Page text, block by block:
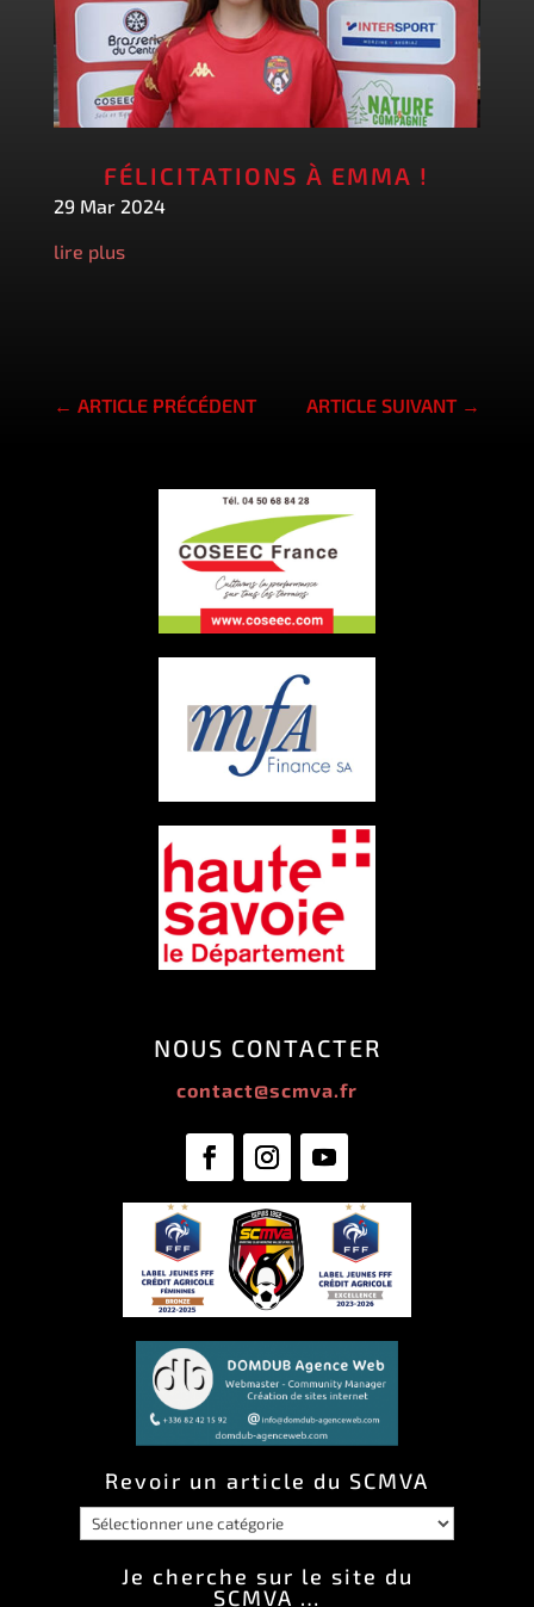
FÉLICITATIONS À EMMA !
29 Mar 2024
lire plus
← ARTICLE PRÉCÉDENT ARTICLE SUIVANT→
NOUS CONTACTER
contact@scmva.fr
Revoir un article du SCMVA
Revoir
Je cherche sur le site du
SCMVA …